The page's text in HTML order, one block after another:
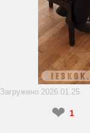
Загружено 2026.01.25
❤ 1